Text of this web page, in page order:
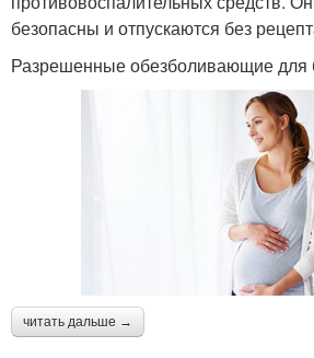
безопасны и отпускаются без
Разрешенные обезболивающие для
читать дальше →